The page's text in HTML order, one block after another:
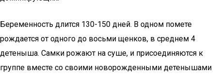
Беременность длится 130-150 дней. В одном помете
рождается от одного до восьми щенков, в среднем 4
детеныша. Самки рожают на суше, и присоединяются к
группе вместе со своими новорожденными детенышами